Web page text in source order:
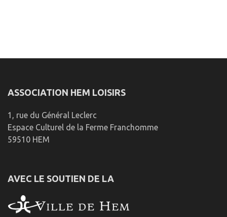
ASSOCIATION HEM LOISIRS
1, rue du Général Leclerc
Espace Culturel de la Ferme Franchomme
59510 HEM
AVEC LE SOUTIEN DE LA